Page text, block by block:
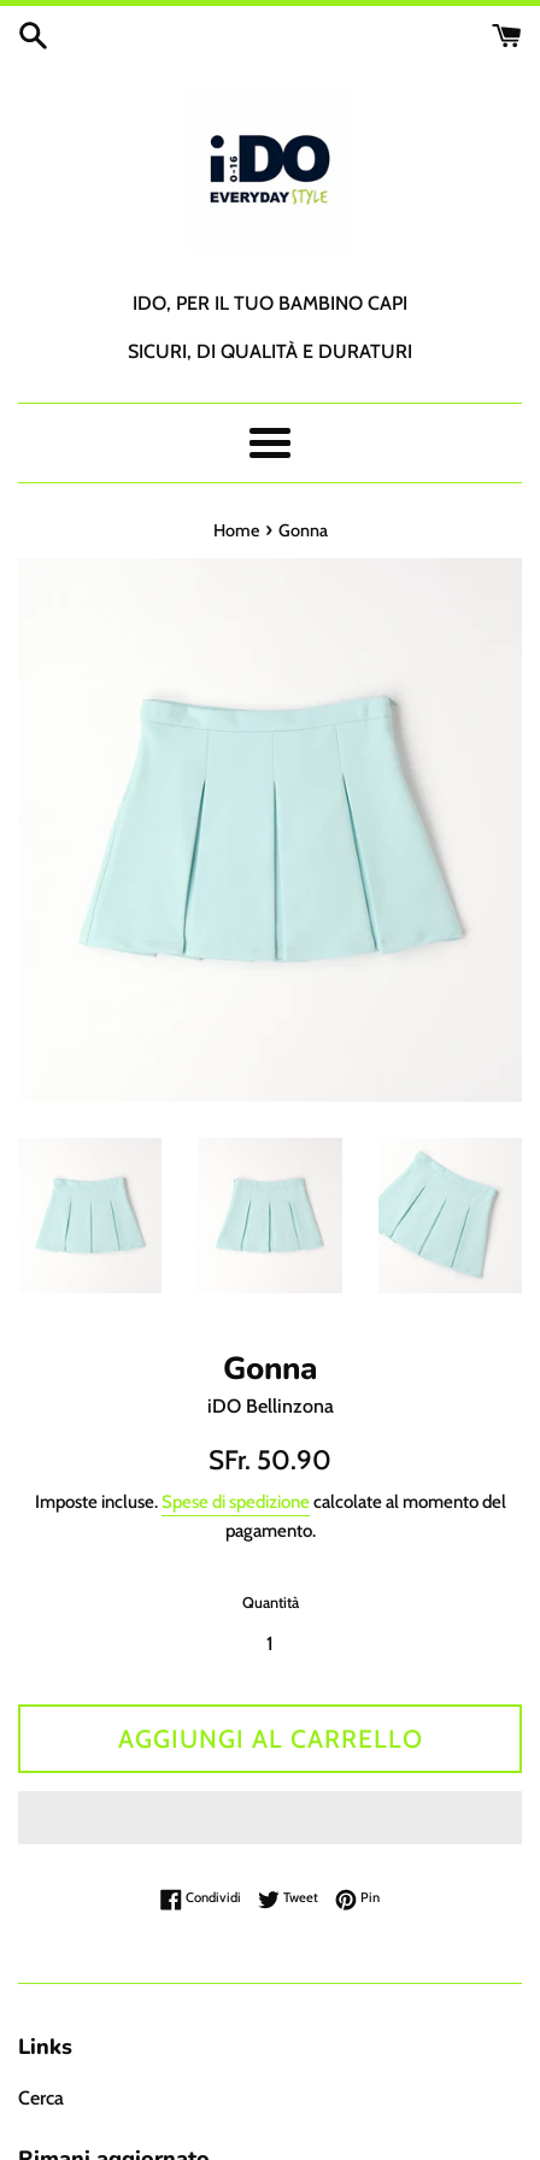
Vai
direttamente
IDO, PER IL TUO BAMBINO CAPI
SICURI, DI QUALITÀ E DURATURI
Menu
Home › Gonna
Gonna
iDO Bellinzona
Prezzo
listino
SFr. 50.90
Imposte incluse.Spese di spedizionecalcolate al momento del
pagamento.
Quantità
AGGIUNGI AL CARRELLO
Condividi Condividi su Facebook
TweetTwitta su Twitter
PinPinna su Pinterest
Links
Cerca